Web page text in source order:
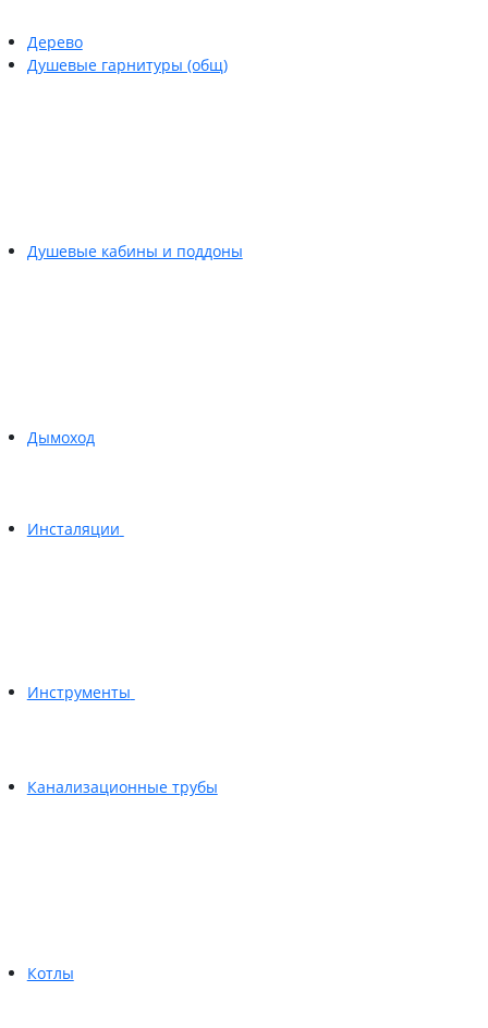
Дерево
Душевые гарнитуры (общ)
Душевые кабины и поддоны
Дымоход
Инсталяции
Инструменты
Канализационные трубы
Котлы